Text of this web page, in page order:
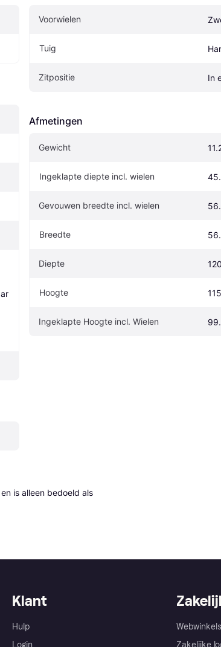
Voorwielen
Tuig
Zitpositie In
Afmetingen
Gewicht
Ingeklapte diepte incl. wielen
Gevouwen breedte incl. wielen
Breedte
Diepte
Hoogte
Ingeklapte Hoogte incl. Wielen
is alleen bedoeld als
Klant
Hulp